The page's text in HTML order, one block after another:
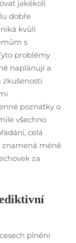
jakékoli
dobře
kvůli
s
problémy
naplánují a
zkušeností
poznatky o
všechno
celá
znamená méně
za
plnění